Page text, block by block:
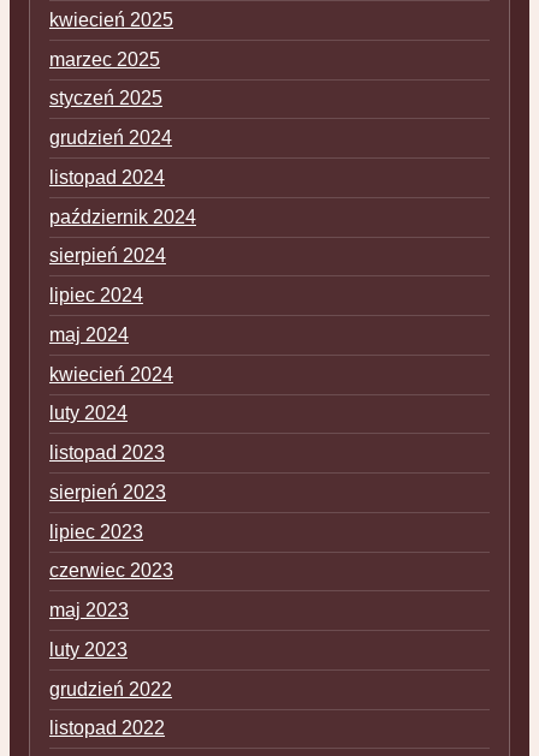
kwiecień 2025
marzec 2025
styczeń 2025
grudzień 2024
listopad 2024
październik 2024
sierpień 2024
lipiec 2024
maj 2024
kwiecień 2024
luty 2024
listopad 2023
sierpień 2023
lipiec 2023
czerwiec 2023
maj 2023
luty 2023
grudzień 2022
listopad 2022